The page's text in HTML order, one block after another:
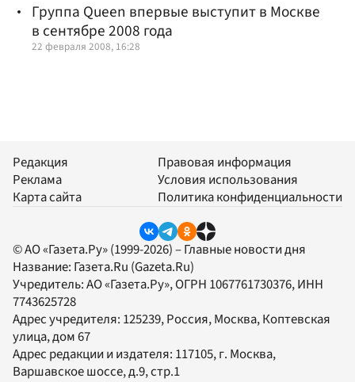
Группа Queen впервые выступит в Москве
в сентябре 2008 года
22 февраля 2008, 16:28
Редакция
Реклама
Карта сайта
Правовая информация
Условия использования
Политика конфиденциальности
© АО «Газета.Ру» (1999-2026) – Главные новости дня
Название: Газета.Ru (Gazeta.Ru)
Учредитель:АО «Газета.Ру», ОГРН 1067761730376, ИНН
7743625728
Адрес учредителя: 125239, Россия, Москва, Коптевская
улица, дом 67
Адрес редакции и издателя: 117105, г. Москва,
Варшавское шоссе, д.9, стр.1